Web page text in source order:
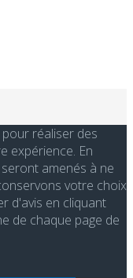
réaliser des
expérience. En
amenés à ne
votre choix
d'avis en cliquant
de chaque page de